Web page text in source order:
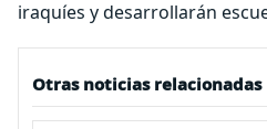
iraquíes y desarrollarán
Otras noticias relacionadas